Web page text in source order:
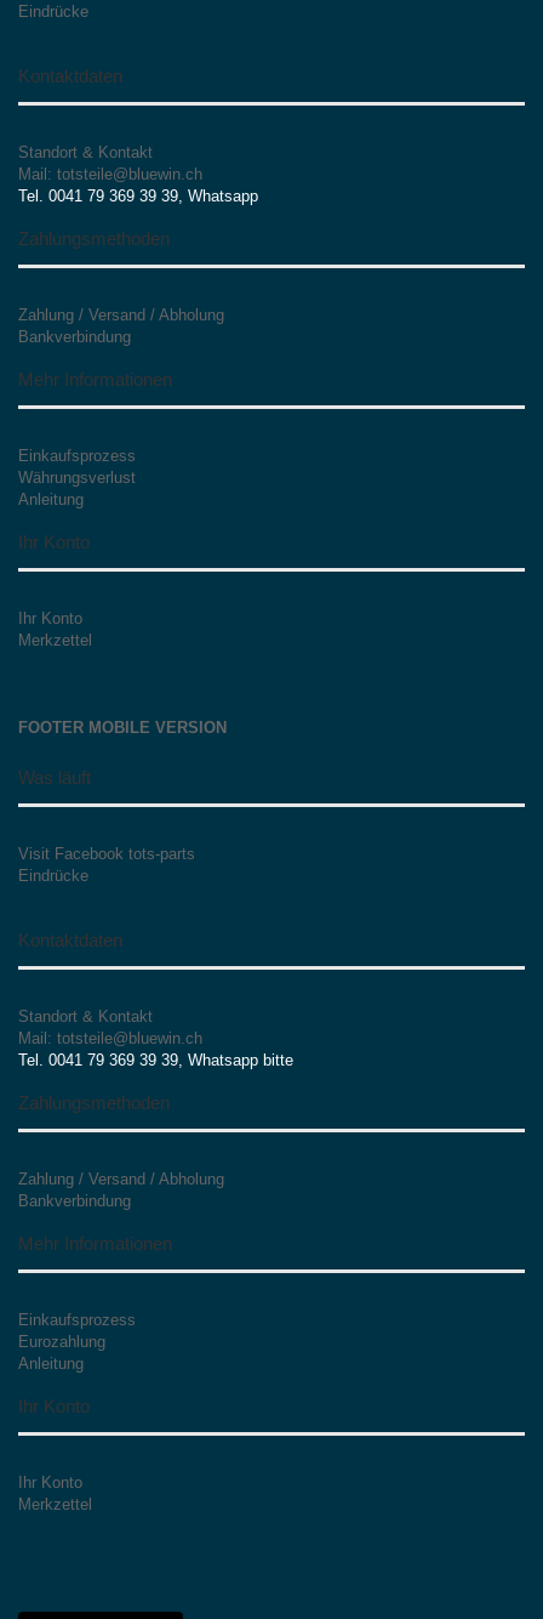
Eindrücke
Kontaktdaten
Standort & Kontakt
Mail: totsteile@bluewin.ch
Tel. 0041 79 369 39 39, Whatsapp
Zahlungsmethoden
Zahlung / Versand / Abholung
Bankverbindung
Mehr Informationen
Einkaufsprozess
Währungsverlust
Anleitung
Ihr Konto
Ihr Konto
Merkzettel
FOOTER MOBILE VERSION
Was läuft
Visit Facebook tots-parts
Eindrücke
Kontaktdaten
Standort & Kontakt
Mail: totsteile@bluewin.ch
Tel. 0041 79 369 39 39, Whatsapp bitte
Zahlungsmethoden
Zahlung / Versand / Abholung
Bankverbindung
Mehr Informationen
Einkaufsprozess
Eurozahlung
Anleitung
Ihr Konto
Ihr Konto
Merkzettel